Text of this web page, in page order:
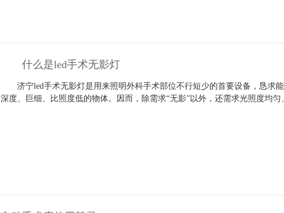
什么是led手术无影灯
济宁led手术无影灯是用来照明外科手术部位不行短少的首要设备，恳求
深度、巨细、比照度低的物体。因而，除需求“无影”以外，还需求光照度均